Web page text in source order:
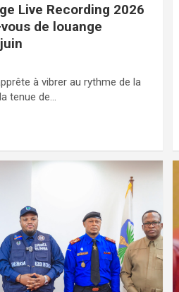
Live Recording 2026
de louange
à vibrer au rythme de la
tenue de…